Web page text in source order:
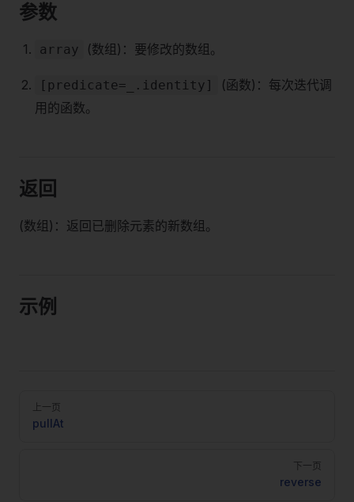
参数
array (数组)：要修改的数组。
[predicate=_.identity]
(函数)：每次迭代调
用的函数。
返回
(数组)：返回已删除元素的新数组。
示例
Pager
上一页
pullAt
下一页
reverse